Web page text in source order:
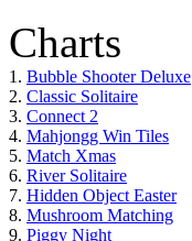
Charts
1. Bubble Shooter Deluxe
2. Classic Solitaire
3. Connect 2
4. Mahjongg Win Tiles
5. Match Xmas
6. River Solitaire
7. Hidden Object Easter
8. Mushroom Matching
9. Piggy Night